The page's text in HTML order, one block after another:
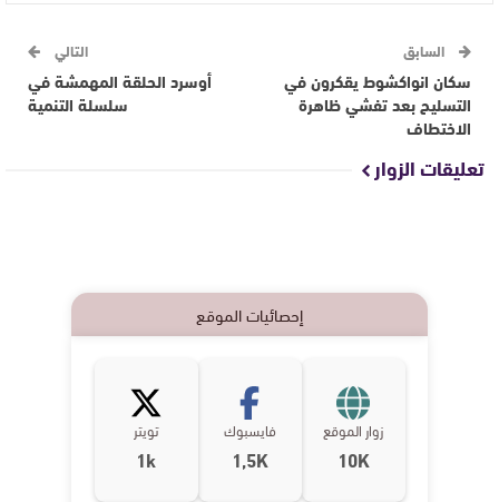
السابق
سكان انواكشوط يقكرون في
التسليح بعد تفشي ظاهرة
الاختطاف
التالي
أوسرد الحلقة المهمشة في
سلسلة التنمية
تعليقات الزوار
إحصائيات الموقع
زوار الموقع
10K
فايسبوك
1,5K
تويتر
1k